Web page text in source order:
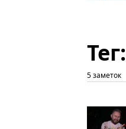
5 заметок